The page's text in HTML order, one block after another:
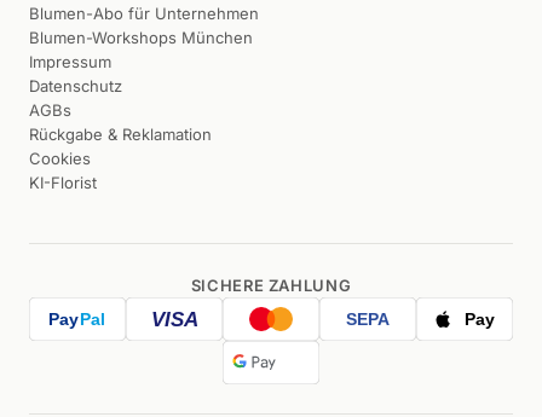
Blumen-Abo für Unternehmen
Blumen-Workshops München
Impressum
Datenschutz
AGBs
Rückgabe & Reklamation
Cookies
KI-Florist
SICHERE ZAHLUNG
PayPal VISA SEPA Pay